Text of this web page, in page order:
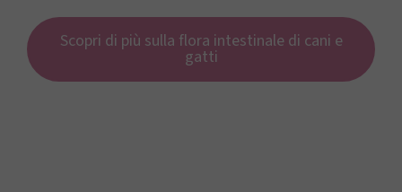
Scopri di più sulla flora intestinale di cani e
gatti